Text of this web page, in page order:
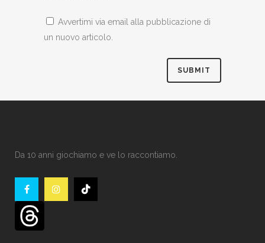
Avvertimi via email alla pubblicazione di
un nuovo articolo.
Da 10 anni giochiamo e ve lo raccontiamo.